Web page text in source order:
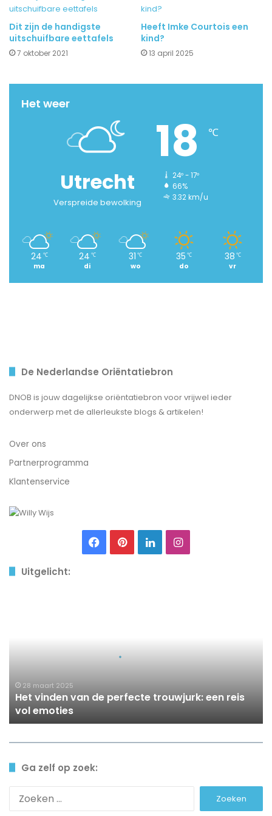
Dit zijn de handigste
uitschuifbare eettafels
7 oktober 2021
Heeft Imke Courtois een
kind?
13 april 2025
Het weer
Utrecht
Verspreide bewolking
18 ℃
24º - 17º
66%
3.32 km/u
24 ℃
ma
24 ℃
di
31 ℃
wo
35 ℃
do
38 ℃
vr
De Nederlandse Oriëntatiebron
DNOB is jouw dagelijkse oriëntatiebron voor vrijwel ieder
onderwerp met de allerleukste blogs & artikelen!
Over ons
Partnerprogramma
Klantenservice
Facebook
PinterestLinkedInInstagram
Uitgelicht:
reis
vol
emoties
28 maart 2025
Het vinden van de perfecte trouwjurk: een reis
vol emoties
Ga zelf op zoek: